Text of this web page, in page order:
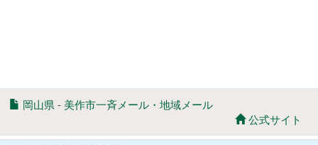
岡山県 - 美作市一斉メール・地域メール
公式サイト